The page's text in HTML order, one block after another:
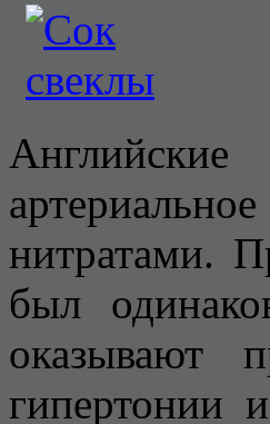
нитратами.
был
оказывают
гипертонии